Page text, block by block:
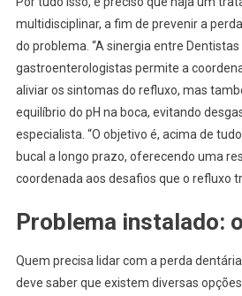
multidisciplinar, a fim de prevenir a
do problema. “A sinergia entre
gastroenterologistas permite a
aliviar os sintomas do refluxo, mas
equilíbrio do pH na boca, evitando
especialista. “O objetivo é, acima de
bucal a longo prazo, oferecendo uma
coordenada aos desafios que o refluxo
Problema instalado:
Quem precisa lidar com a perda
deve saber que existem diversas